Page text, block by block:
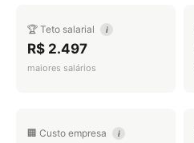
🏆 Teto salarial i
R$ 2.497
maiores salários
🏢 Custo empresa i